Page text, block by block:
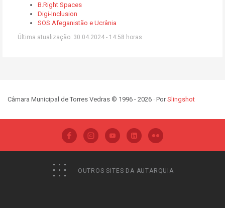
B.Right Spaces
Digi-Inclusion
SOS Afeganistão e Ucrânia
Última atualização: 30.04.2024 - 14:58 horas
Câmara Municipal de Torres Vedras © 1996 - 2026 · PorSlingshot
OUTROS SITES DA AUTARQUIA